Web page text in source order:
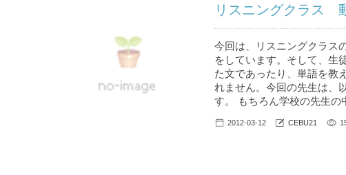
リスニングクラス
今回は、リスニングクラス
をしています。そして、生
た文であったり、単語を教
れません。今回の先生は、
す。 もちろん学校の先生の
2012-03-12 CEBU21